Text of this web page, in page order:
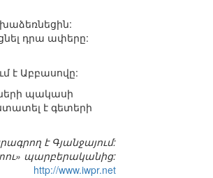
դրա ափերը:
է Աբբասովը:
պակասի
է գետերի
է Գյանջայում:
պարբերականից:
http://www.iwpr.net